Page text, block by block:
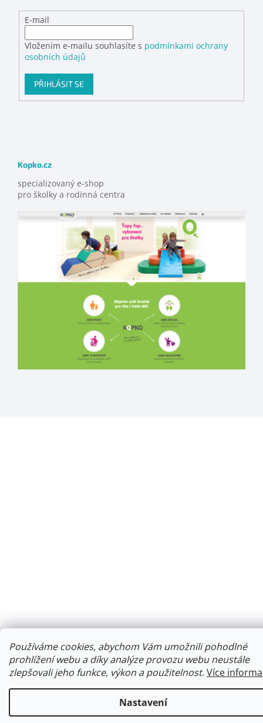
Používáme cookies, abychom Vám umožnili pohodlné
prohlížení webu a díky analýze provozu webu neustále
zlepšovali jeho funkce, výkon a použitelnost. Více
Nastavení
E-mail
Vložením e-mailu souhlasíte s podmínkami ochrany
osobních údajů
PŘIHLÁSIT SE
Kopko.cz
specializovaný e-shop
pro školky a rodinná centra